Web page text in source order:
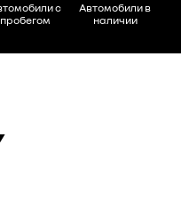
с
пробегом
Автомобили в
наличии